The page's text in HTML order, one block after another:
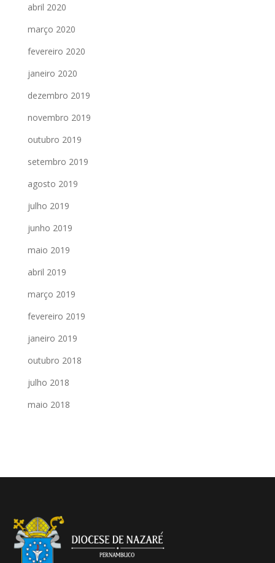
abril 2020
março 2020
fevereiro 2020
janeiro 2020
dezembro 2019
novembro 2019
outubro 2019
setembro 2019
agosto 2019
julho 2019
junho 2019
maio 2019
abril 2019
março 2019
fevereiro 2019
janeiro 2019
outubro 2018
julho 2018
maio 2018